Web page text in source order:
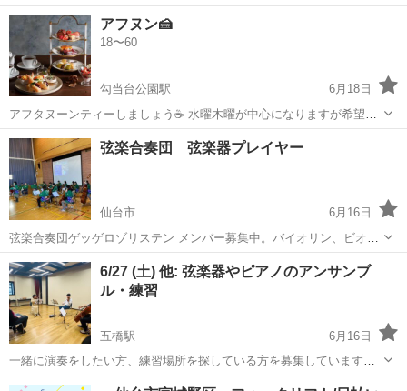
な方、 歓迎です。
宮城 仙台市
アフヌン🍰
18〜60
勾当台公園駅
6月18日
アフタヌーンティーしましょう☕ 水曜木曜が中心になりますが希望の
日に合わせます 3〜4人で集まればオフ会しましょう🍰 LINEでオプチ
ャ🧁作りました✨ ・三越 イタガキフルーツパーラー ・ロイヤルパー
クホテル ・フル...
宮城 仙台市 勾当台公園駅 その他 アフタヌーンティー
弦楽合奏団 弦楽器プレイヤー
仙台市
6月16日
弦楽合奏団ゲッゲロゾリステン メンバー募集中。バイオリン、ビオ
ラ、チェロ、コントラバス 児童館、学校、市民センターなどに音楽の
出前しています。 詳しくはwebで。 「ゲッゲロ」で検索。
宮城 仙台市 その他 弦楽合奏
6/27 (土) 他: 弦楽器やピアノのアンサンブ
ル・練習
五橋駅
6月16日
一緒に演奏をしたい方、練習場所を探している方を募集しています。
もし、興味がある方がいらっしゃれば是非、気軽に見学にいらしてく
宮城 仙台市 五橋駅 その他 アンサンブル